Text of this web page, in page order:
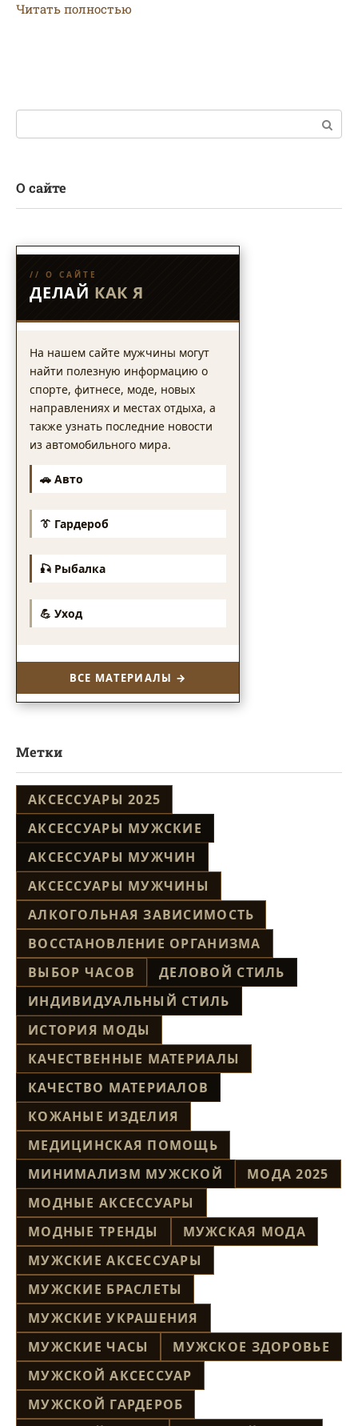
Читать полностью
Поиск:
О сайте
// О САЙТЕ
ДЕЛАЙ КАК Я
На нашем сайте мужчины могут
найти полезную информацию о
спорте, фитнесе, моде, новых
направлениях и местах отдыха, а
также узнать последние новости
из автомобильного мира.
🚗 Авто
👔 Гардероб
🎣 Рыбалка
💪 Уход
ВСЕ МАТЕРИАЛЫ →
Метки
АКСЕССУАРЫ 2025
АКСЕССУАРЫ МУЖСКИЕ
АКСЕССУАРЫ МУЖЧИН
АКСЕССУАРЫ МУЖЧИНЫ
АЛКОГОЛЬНАЯ ЗАВИСИМОСТЬ
ВОССТАНОВЛЕНИЕ ОРГАНИЗМА
ВЫБОР ЧАСОВ
ДЕЛОВОЙ СТИЛЬ
ИНДИВИДУАЛЬНЫЙ СТИЛЬ
ИСТОРИЯ МОДЫ
КАЧЕСТВЕННЫЕ МАТЕРИАЛЫ
КАЧЕСТВО МАТЕРИАЛОВ
КОЖАНЫЕ ИЗДЕЛИЯ
МЕДИЦИНСКАЯ ПОМОЩЬ
МИНИМАЛИЗМ МУЖСКОЙ
МОДА 2025
МОДНЫЕ АКСЕССУАРЫ
МОДНЫЕ ТРЕНДЫ
МУЖСКАЯ МОДА
МУЖСКИЕ АКСЕССУАРЫ
МУЖСКИЕ БРАСЛЕТЫ
МУЖСКИЕ УКРАШЕНИЯ
МУЖСКИЕ ЧАСЫ
МУЖСКОЕ ЗДОРОВЬЕ
МУЖСКОЙ АКСЕССУАР
МУЖСКОЙ ГАРДЕРОБ